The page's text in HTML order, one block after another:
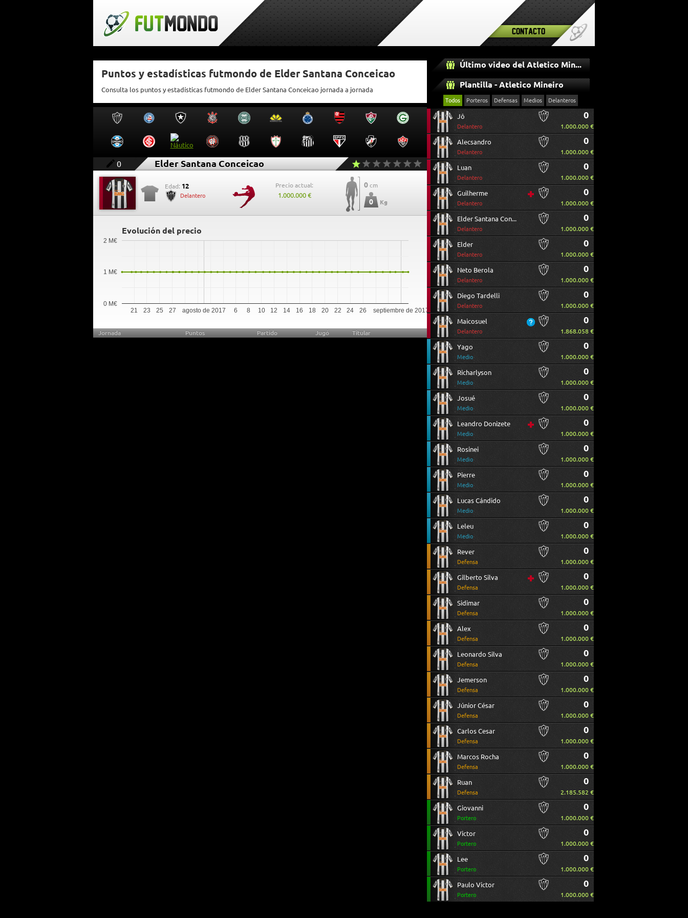
Contacto
Puntos y estadísticas futmondo de Elder Santana Conceicao
Consulta los puntos y estadísticas futmondo de Elder Santana Conceicao jornada a jornada
0 Elder Santana Conceicao
Edad: 12
Delantero
Precio actual:
1.000.000 €
0 cm
0 Kg
Evolución del precio
agosto de 2017 septiembre de 2017
21 23 25 27 6 8 10 12 14 16 18 20 22 24 26
0 M€
1 M€
2 M€
Jornada Puntos Partido Jugó Titular
Último video del Atletico Mineiro
Plantilla - Atletico Mineiro
Todos Porteros Defensas Medios Delanteros
Jô
Delantero
0
1.000.000 €
Alecsandro
Delantero
0
1.000.000 €
Luan
Delantero
0
1.000.000 €
Guilherme
Delantero
0
1.000.000 €
Elder Santana Conceicao
Delantero
0
1.000.000 €
Elder
Delantero
0
1.000.000 €
Neto Berola
Delantero
0
1.000.000 €
Diego Tardelli
Delantero
0
1.000.000 €
Maicosuel
Delantero
0
1.868.058 €
Yago
Medio
0
1.000.000 €
Richarlyson
Medio
0
1.000.000 €
Josué
Medio
0
1.000.000 €
Leandro Donizete
Medio
0
1.000.000 €
Rosinei
Medio
0
1.000.000 €
Pierre
Medio
0
1.000.000 €
Lucas Cándido
Medio
0
1.000.000 €
Leleu
Medio
0
1.000.000 €
Rever
Defensa
0
1.000.000 €
Gilberto Silva
Defensa
0
1.000.000 €
Sidimar
Defensa
0
1.000.000 €
Alex
Defensa
0
1.000.000 €
Leonardo Silva
Defensa
0
1.000.000 €
Jemerson
Defensa
0
1.000.000 €
Júnior César
Defensa
0
1.000.000 €
Carlos Cesar
Defensa
0
1.000.000 €
Marcos Rocha
Defensa
0
1.000.000 €
Ruan
Defensa
0
2.185.582 €
Giovanni
Portero
0
1.000.000 €
Victor
Portero
0
1.000.000 €
Lee
Portero
0
1.000.000 €
Paulo Victor
Portero
0
1.000.000 €